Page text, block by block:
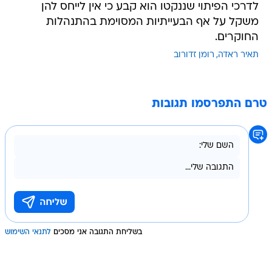
לדרכי הפיתוי שננקטו הוא קבע כי אין לייחס להן
משקל על אף הבעייתיות המסוימת בהתנהלות
החוקרים.
תאיר ראדה רומן זדורוב
טרם התפרסמו תגובות
בשליחת התגובה אני מסכים לתנאי השימוש